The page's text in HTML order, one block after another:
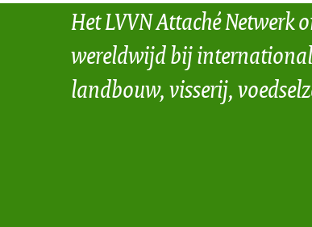
Het LVVN Attaché Netwerk
wereldwijd bij
landbouw, visserij,